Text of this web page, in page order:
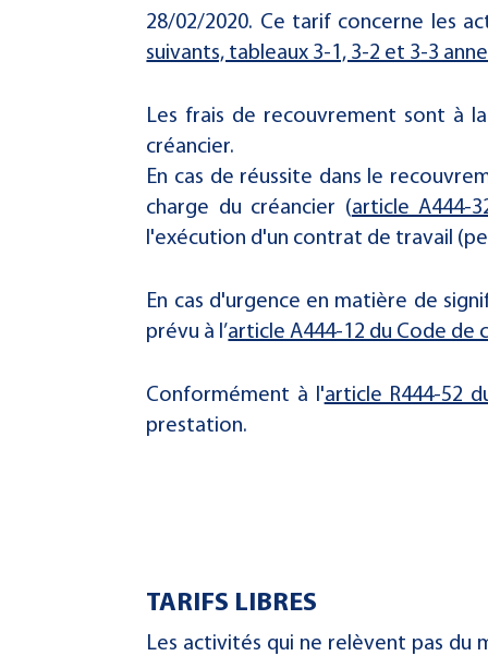
28/02/2020. Ce tarif concerne les
suivants, tableaux 3-1, 3-2 et 3-3
Les frais de recouvrement sont à
créancier.
En cas de réussite dans le
charge du créancier (article A444-
l'exécution d'un contrat de travail
En cas d'urgence en matière de
prévu à l’article A444-12 du Code de
Conformément à l'article R444-52
prestation.
TARIFS LIBRES
Les activités qui ne relèvent pas du